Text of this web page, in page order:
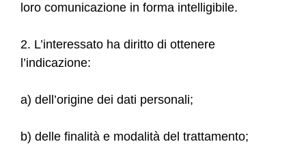
loro comunicazione in forma intelligibile.
2. L’interessato ha diritto di ottenere
l’indicazione:
a) dell’origine dei dati personali;
b) delle finalità e modalità del trattamento;